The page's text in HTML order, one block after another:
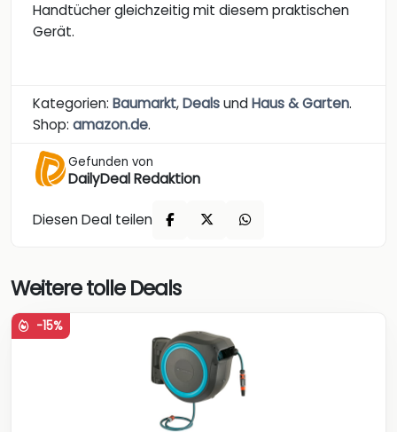
Handtücher gleichzeitig mit diesem praktischen
Gerät.
Kategorien: Baumarkt,DealsundHaus & Garten.
Shop: amazon.de.
Gefunden von
DailyDeal Redaktion
Diesen Deal teilen
Weitere tolle Deals
-15%